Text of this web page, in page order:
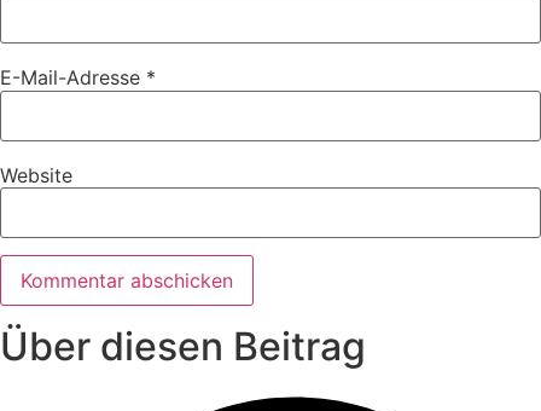
E-Mail-Adresse *
Website
Über diesen Beitrag